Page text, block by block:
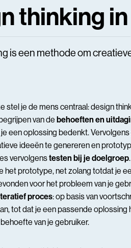
thinking
is een methode om
stel je de mens centraal: design
van de behoeften en
een oplossing bedenkt.
ideeën te genereren en
vervolgenstesten bij je doelgroep
het prototype, net zolang totdat je
voor het probleem van je
proces: op basis van
tot dat je een passende oplossing
van je gebruiker.